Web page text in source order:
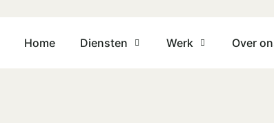
Home Diensten Werk Over